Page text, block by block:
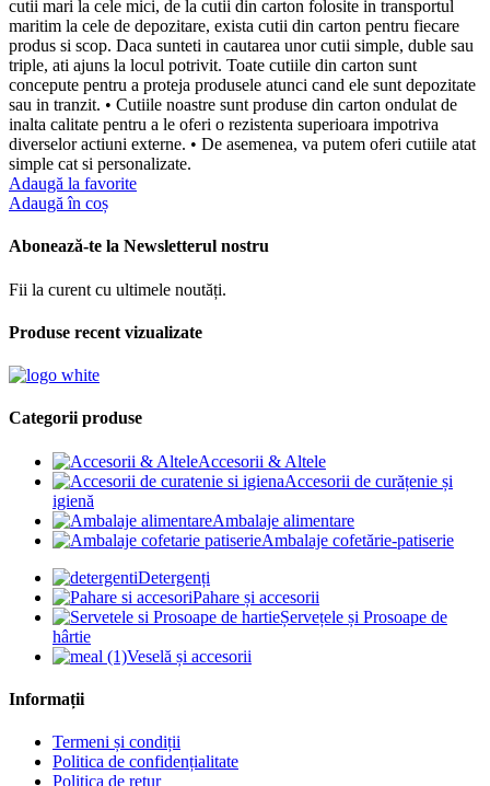
cutii mari la cele mici, de la cutii din carton folosite in transportul
maritim la cele de depozitare, exista cutii din carton pentru fiecare
produs si scop. Daca sunteti in cautarea unor cutii simple, duble sau
triple, ati ajuns la locul potrivit. Toate cutiile din carton sunt
concepute pentru a proteja produsele atunci cand ele sunt depozitate
sau in tranzit. • Cutiile noastre sunt produse din carton ondulat de
inalta calitate pentru a le oferi o rezistenta superioara impotriva
diverselor actiuni externe. • De asemenea, va putem oferi cutiile atat
simple cat si personalizate.
Adaugă la favorite
Adaugă în coș
Abonează-te la Newsletterul nostru
Fii la curent cu ultimele noutăți.
Produse recent vizualizate
Categorii produse
Accesorii & Altele
Accesorii de curățenie și
igienă
Ambalaje alimentare
Ambalaje cofetărie-patiserie
Detergenți
Pahare și accesorii
Șervețele și Prosoape de
hârtie
Veselă și accesorii
Informații
Termeni și condiții
Politica de confidențialitate
Politica de retur